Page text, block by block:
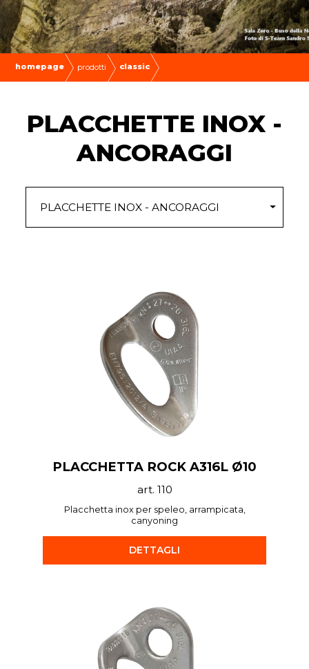
homepage prodotti classic
PLACCHETTE INOX -
ANCORAGGI
PLACCHETTA ROCK A316L Ø10
art. 110
Placchetta inox per speleo, arrampicata,
canyoning
DETTAGLI